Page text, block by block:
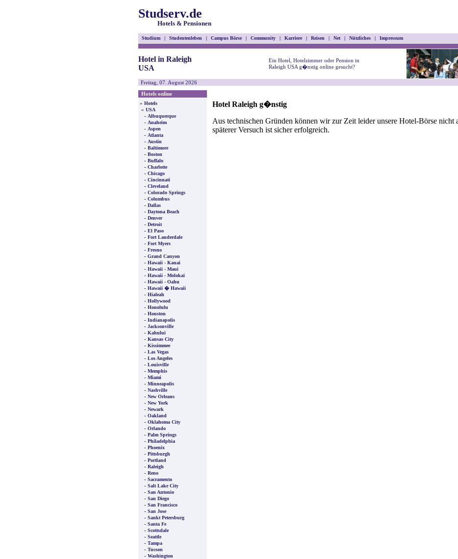
Studserv.de
Hotels & Pensionen
Studium | Studentenleben | Campus Börse | Community | Karriere | Reisen | Net | Nützliches | Impressum
Hotel in Raleigh
USA
Ein Hotel, Hotelzimmer oder Pension in
Raleigh USA g�nstig online gesucht?
Freitag, 07. August 2026
Hotels online
» Hotels
» USA
- Albuquerque
- Anaheim
- Aspen
- Atlanta
- Austin
- Baltimore
- Boston
- Buffalo
- Charlotte
- Chicago
- Cincinnati
- Cleveland
- Colorado Springs
- Columbus
- Dallas
- Daytona Beach
- Denver
- Detroit
- El Paso
- Fort Lauderdale
- Fort Myers
- Fresno
- Grand Canyon
- Hawaii - Kauai
- Hawaii - Maui
- Hawaii - Molokai
- Hawaii - Oahu
- Hawaii � Hawaii
- Hialeah
- Hollywood
- Honolulu
- Houston
- Indianapolis
- Jacksonville
- Kahului
- Kansas City
- Kissimmee
- Las Vegas
- Los Angeles
- Louisville
- Memphis
- Miami
- Minneapolis
- Nashville
- New Orleans
- New York
- Newark
- Oakland
- Oklahoma City
- Orlando
- Palm Springs
- Philadelphia
- Phoenix
- Pittsburgh
- Portland
- Raleigh
- Reno
- Sacramento
- Salt Lake City
- San Antonio
- San Diego
- San Francisco
- San Jose
- Sankt Petersburg
- Santa Fe
- Scottsdale
- Seattle
- Tampa
- Tucson
- Washington
Hotel Raleigh g�nstig
Aus technischen Gründen können wir zur Zeit leider unsere Hotel-Börse nicht
späterer Versuch ist sicher erfolgreich.